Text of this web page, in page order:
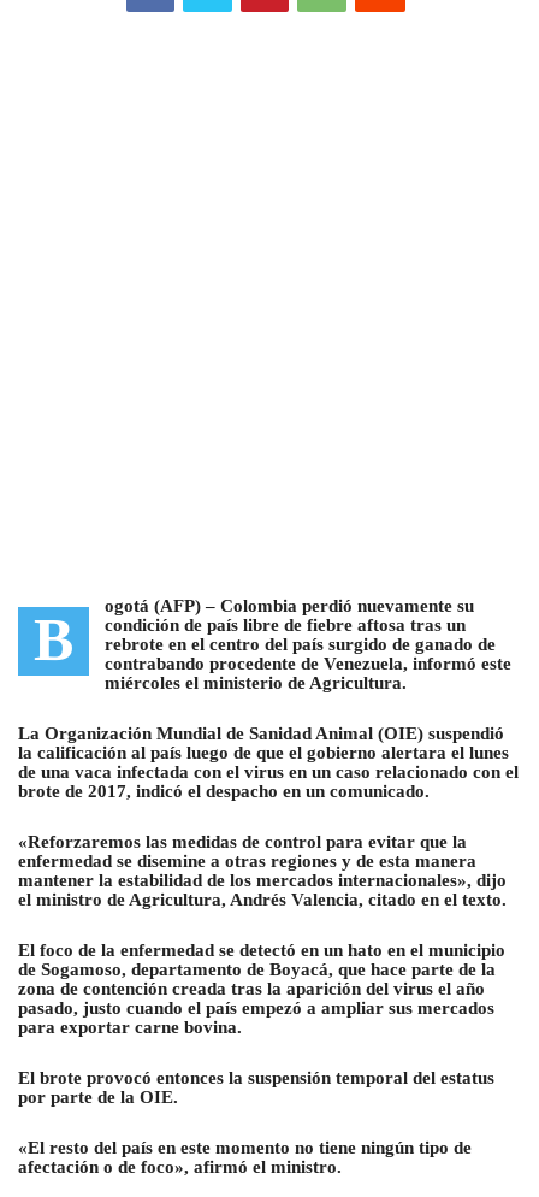
B ogotá (AFP) – Colombia perdió nuevamente su
condición de país libre de fiebre aftosa tras un
rebrote en el centro del país surgido de ganado de
contrabando procedente de Venezuela, informó este
miércoles el ministerio de Agricultura.
La Organización Mundial de Sanidad Animal (OIE) suspendió
la calificación al país luego de que el gobierno alertara el lunes
de una vaca infectada con el virus en un caso relacionado con el
brote de 2017, indicó el despacho en un comunicado.
«Reforzaremos las medidas de control para evitar que la
enfermedad se disemine a otras regiones y de esta manera
mantener la estabilidad de los mercados internacionales», dijo
el ministro de Agricultura, Andrés Valencia, citado en el texto.
El foco de la enfermedad se detectó en un hato en el municipio
de Sogamoso, departamento de Boyacá, que hace parte de la
zona de contención creada tras la aparición del virus el año
pasado, justo cuando el país empezó a ampliar sus mercados
para exportar carne bovina.
El brote provocó entonces la suspensión temporal del estatus
por parte de la OIE.
«El resto del país en este momento no tiene ningún tipo de
afectación o de foco», afirmó el ministro.